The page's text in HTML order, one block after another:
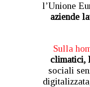
l’Unione
aziende
Sulla
climatici,
sociali